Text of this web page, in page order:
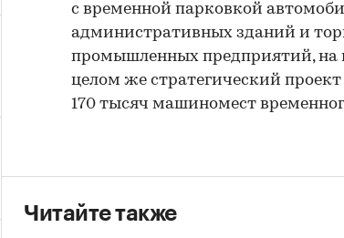
с временной парковкой
административных зданий и
промышленных предприятий, на
целом же стратегический
170 тысяч машиномест
Читайте также